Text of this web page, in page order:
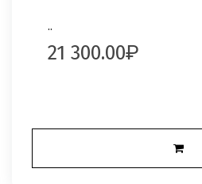
..
21 300.00